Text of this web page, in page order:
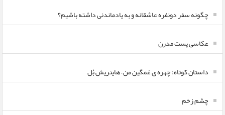
چگونه سفر دونفره عاشقانه و به یادماندنی داشته باشیم؟
عکاسی پست مدرن
داستان کوتاه: چهره ی غمگین من – هاینریش بُل
چشم زخم